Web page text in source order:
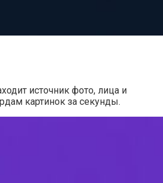
источник фото, лица и
картинок за секунды.